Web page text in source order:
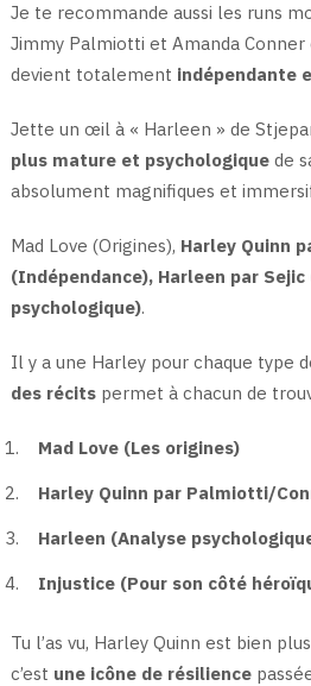
Je te recommande aussi les runs
Jimmy Palmiotti et Amanda
devient totalement indépendante
Jette un œil à « Harleen » de
plus mature et psychologiquede
absolument magnifiques et
Mad Love (Origines), Harley Quinn
(Indépendance), Harleen par
psychologique).
Il y a une Harley pour chaque type
des récitspermet à chacun de
Mad Love (Les origines)
Harley Quinn par Palmiotti/
Harleen (Analyse
Injustice (Pour son côté
Tu l’as vu, Harley Quinn est bien
c’est une icône de résilience